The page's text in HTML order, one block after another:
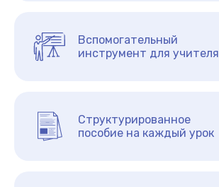
Вспомогательный
инструмент для учителя
Структурированное
пособие на каждый урок